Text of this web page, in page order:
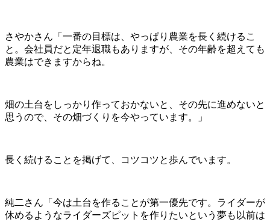
さやかさん「一番の目標は、やっぱり農業を長く続けるこ
と。会社員だと定年退職もありますが、その年齢を超えても
農業はできますからね。
畑の土台をしっかり作っておかないと、その先に進めないと
思うので、その畑づくりを今やっています。」
長く続けることを掲げて、コツコツと歩んでいます。
純二さん「今は土台を作ることが第一優先です。ライダーが
休めるようなライダーズピットを作りたいという夢も以前は